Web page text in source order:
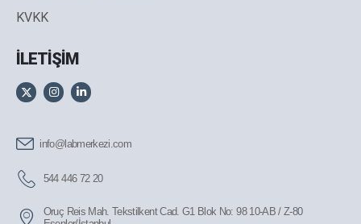
KVKK
İLETİŞİM
info@labmerkezi.com
544 446 72 20
Oruç Reis Mah. Tekstilkent Cad. G1 Blok No: 98 10-AB / Z-80